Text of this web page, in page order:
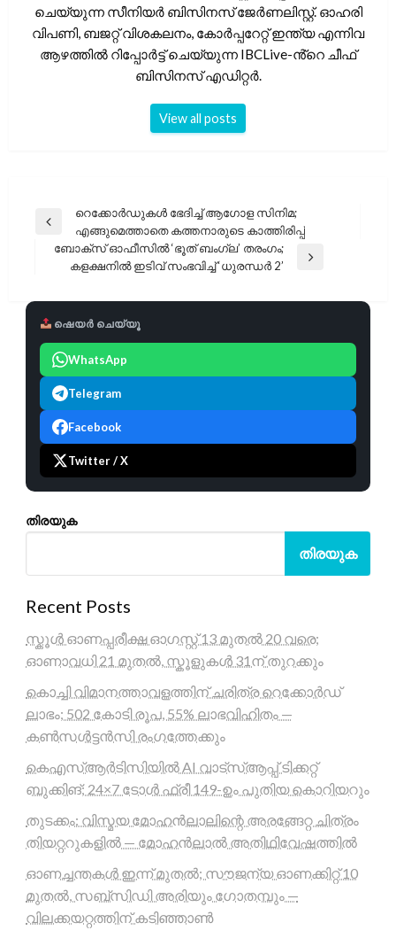
ചെയ്യുന്ന സീനിയർ ബിസിനസ് ജേർണലിസ്റ്റ്. ഓഹരി
വിപണി, ബജറ്റ് വിശകലനം, കോർപ്പറേറ്റ് ഇന്ത്യ എന്നിവ
ആഴത്തിൽ റിപ്പോർട്ട് ചെയ്യുന്ന IBCLive-ൻ്റെ ചീഫ്
ബിസിനസ് എഡിറ്റർ.
View all posts
പോസ്റ്റുകളിലൂടെ
Previous
Post
റെക്കോർഡുകൾ ഭേദിച്ച് ആഗോള സിനിമ;
എങ്ങുമെത്താതെ കത്തനാരുടെ കാത്തിരിപ്പ്
Next
ബോക്സ് ഓഫീസിൽ ‘ഭൂത് ബംഗ്ല’ തരംഗം;
കളക്ഷനിൽ ഇടിവ് സംഭവിച്ച് ‘ധുരന്ധർ 2’
ഷെയർ ചെയ്യൂ
WhatsApp
Telegram
Facebook
Twitter / X
തിരയുക
തിരയുക
Recent Posts
സ്കൂൾ ഓണപ്പരീക്ഷ ഓഗസ്റ്റ് 13 മുതൽ 20 വരെ;
ഓണാവധി 21 മുതൽ, സ്കൂളുകൾ 31ന് തുറക്കും
കൊച്ചി വിമാനത്താവളത്തിന് ചരിത്ര റെക്കോർഡ്
ലാഭം; 502 കോടി രൂപ, 55% ലാഭവിഹിതം —
കൺസൾട്ടൻസി രംഗത്തേക്കും
കെഎസ്ആർടിസിയിൽ AI വാട്സ്ആപ്പ് ടിക്കറ്റ്
ബുക്കിങ്; 24×7 ടോൾ ഫ്രീ 149-ഉം പുതിയ കൊറിയറും
തുടക്കം: വിസ്മയ മോഹൻലാലിന്റെ അരങ്ങേറ്റ ചിത്രം
തിയറ്ററുകളിൽ — മോഹൻലാൽ അതിഥിവേഷത്തിൽ
ഓണച്ചന്തകൾ ഇന്ന് മുതൽ; സൗജന്യ ഓണക്കിറ്റ് 10
മുതൽ, സബ്സിഡി അരിയും ഗോതമ്പും —
വിലക്കയറ്റത്തിന് കടിഞ്ഞാൺ